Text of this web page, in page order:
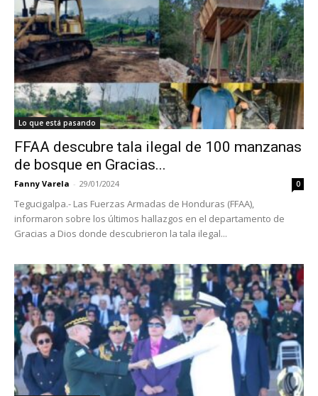
Lo que está pasando
FFAA descubre tala ilegal de 100 manzanas
de bosque en Gracias...
Fanny Varela - 29/01/2024 0
Tegucigalpa.- Las Fuerzas Armadas de Honduras (FFAA),
informaron sobre los últimos hallazgos en el departamento de
Gracias a Dios donde descubrieron la tala ilegal...